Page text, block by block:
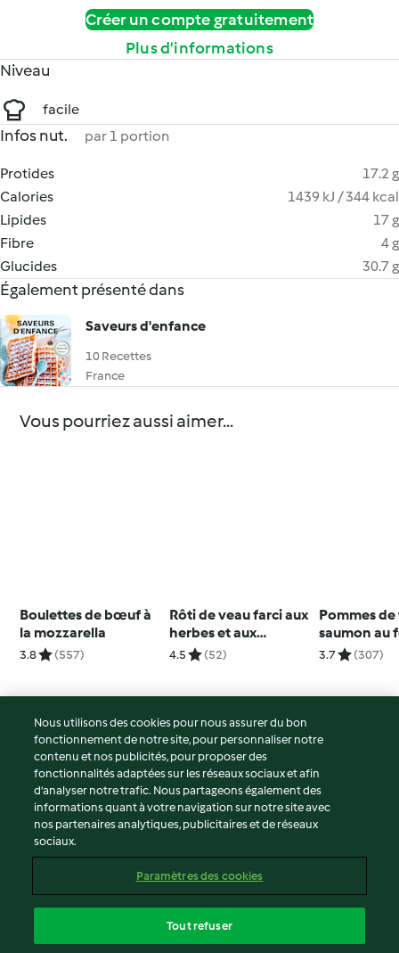
Créer un compte gratuitement
Plus d’informations
Niveau
facile
Infos nut. par 1 portion
Protides
17.2 g
Calories
1439 kJ / 344 kcal
Lipides
17 g
Fibre
4 g
Glucides
30.7 g
Également présenté dans
Saveurs d'enfance
10 Recettes
France
Vous pourriez aussi aimer...
Boulettes de bœuf à
la mozzarella
3.8 (557)
Rôti de veau farci aux
herbes et aux
champignons
4.5 (52)
Pommes
saumon au
l'aneth
3.7 (307)
© Copyright 2026
Conditions d'utilisation
Politique de confidentialité
Non-responsabilité
Mentions légales
Contenu du rapport
Déclaration d'accessibilité
Nous utilisons des cookies pour nous assurer du bon
fonctionnement de notre site, pour personnaliser notre
contenu et nos publicités, pour proposer des
fonctionnalités adaptées sur les réseaux sociaux et afin
d’analyser notre trafic. Nous partageons également des
informations quant à votre navigation sur notre site avec
nos partenaires analytiques, publicitaires et de réseaux
sociaux.
Paramètres des cookies
Tout refuser